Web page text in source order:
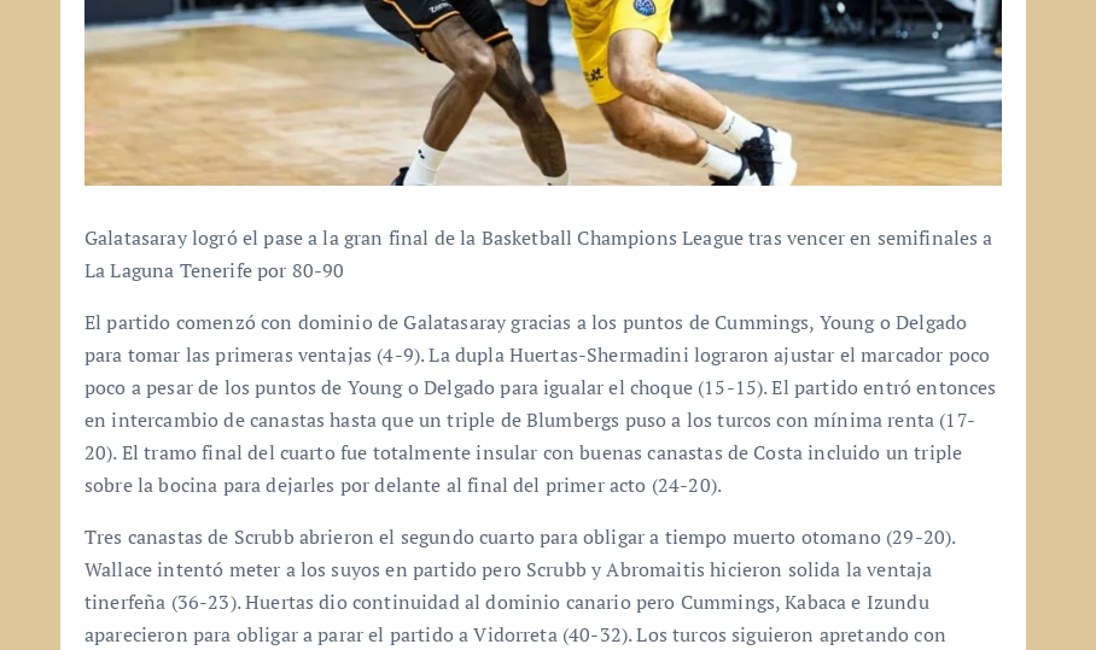
Galatasaray logró el pase a la gran final de la Basketball Champions League tras vencer en semifinales a
La Laguna Tenerife por 80-90
El partido comenzó con dominio de Galatasaray gracias a los puntos de Cummings, Young o Delgado
para tomar las primeras ventajas (4-9). La dupla Huertas-Shermadini lograron ajustar el marcador poco
poco a pesar de los puntos de Young o Delgado para igualar el choque (15-15). El partido entró entonces
en intercambio de canastas hasta que un triple de Blumbergs puso a los turcos con mínima renta (17-
20). El tramo final del cuarto fue totalmente insular con buenas canastas de Costa incluido un triple
sobre la bocina para dejarles por delante al final del primer acto (24-20).
Tres canastas de Scrubb abrieron el segundo cuarto para obligar a tiempo muerto otomano (29-20).
Wallace intentó meter a los suyos en partido pero Scrubb y Abromaitis hicieron solida la ventaja
tinerfeña (36-23). Huertas dio continuidad al dominio canario pero Cummings, Kabaca e Izundu
aparecieron para obligar a parar el partido a Vidorreta (40-32). Los turcos siguieron apretando con